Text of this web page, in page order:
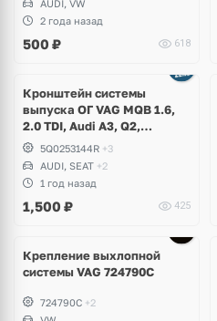
AUDI, VW
2 года назад
500 ₽ 618
Кронштейн системы
выпуска ОГ VAG MQB 1.6,
2.0 TDI, Audi A3, Q2,
Volkswagen Arteon, Golf 7,
Passat B8, T-Roc, T-Cross,
Skoda Octavia A7, Superb,
Karoq, Seat Leon, Ateca
5Q0253144R +3
AUDI, SEAT +2
1 год назад
1,500 ₽ 425
Крепление выхлопной
системы VAG 724790C
724790C +2